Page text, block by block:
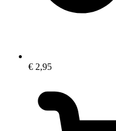
€ 2,95